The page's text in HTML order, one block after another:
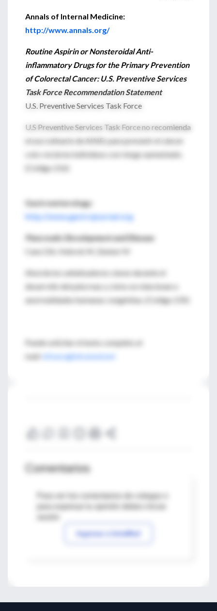
Annals of Internal Medicine:
http://www.annals.org/
Routine Aspirin or Nonsteroidal Anti-
inflammatory Drugs for the Primary Prevention
of Colorectal Cancer: U.S. Preventive Services
Task Force Recommendation Statement
U.S. Preventive Services Task Force
U.S Preventive Services Task Force no recomienda
el uso rutinario de AINEs para prevenir el cáncer
colo-rectal en individuos con riesgo aumentado.
(Código 216)
Gastroenterology:
http://www.gastrojournal.org
Pancreatic Development and Disease
Cano DA, Hebrok M, Zenker M
Aborda los señalizadores claves durante el
desarrollo del páncreas y cómo se relacionan a
anormalidades humanas congénitas. (Código 235)
Puede solicitar el texto completo al
mail:
infouru@intramed.net
Comentarios
Para ver los comentarios de colegas o
Ingresar a IntraMed